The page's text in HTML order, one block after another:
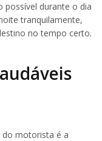
possível durante o dia
tranquilamente,
no tempo certo.
do motorista é a